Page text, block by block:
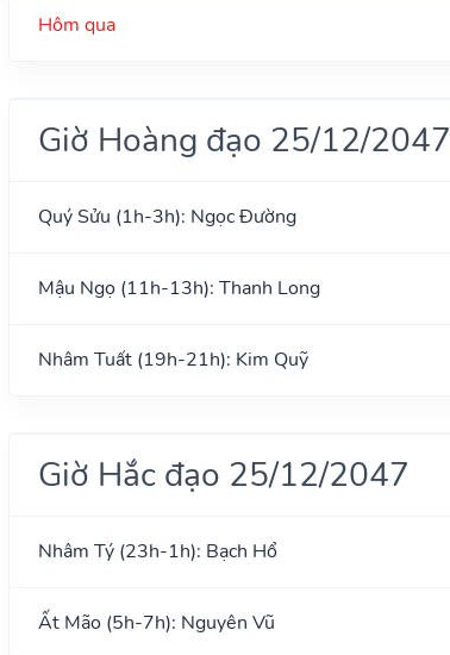
Hôm qua
Giờ Hoàng đạo 25/12/2047
Quý Sửu (1h-3h): Ngọc Đường
Mậu Ngọ (11h-13h): Thanh Long
Nhâm Tuất (19h-21h): Kim Quỹ
Giờ Hắc đạo 25/12/2047
Nhâm Tý (23h-1h): Bạch Hổ
Ất Mão (5h-7h): Nguyên Vũ